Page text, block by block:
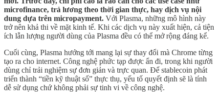
microfinance, trả lương theo thời gian thực, hay dịch vụ nội
dung dựa trên micropayment. Với Plasma, những mô hình này
trở nên khả thi về mặt kinh tế. Khi các dịch vụ này xuất hiện, cả tiện
ích lẫn lượng người dùng của Plasma đều có thể mở rộng đáng kể.
Cuối cùng, Plasma hướng tới mang lại sự thay đổi mà Chrome từng
tạo ra cho internet. Công nghệ phức tạp được ẩn đi, trong khi người
dùng chỉ trải nghiệm sự đơn giản và trực quan. Để stablecoin phát
triển thành “tiền kỹ thuật số” thực thụ, yếu tố quyết định sẽ là tính
dễ sử dụng chứ không phải sự tinh vi về công nghệ.